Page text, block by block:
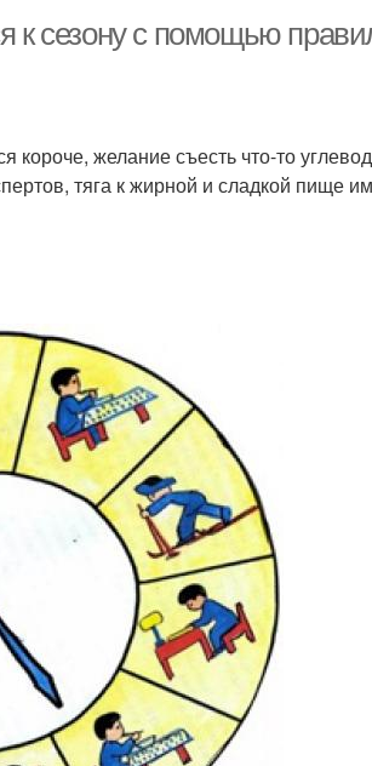
к сезону с помощью
короче, желание съесть что-то
тяга к жирной и сладкой пище